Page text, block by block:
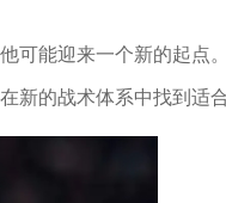
可能迎来一个新的起
新的战术体系中找到适